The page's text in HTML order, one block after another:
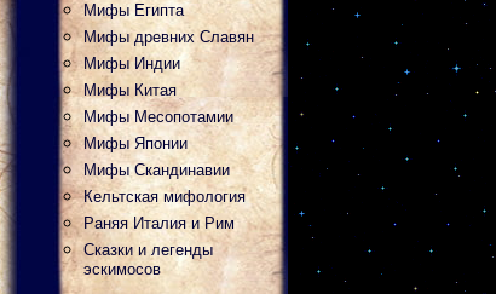
Мифы Египта
Мифы древних Славян
Мифы Индии
Мифы Китая
Мифы Месопотамии
Мифы Японии
Мифы Скандинавии
Кельтская мифология
Раняя Италия и Рим
Сказки и легенды
эскимосов